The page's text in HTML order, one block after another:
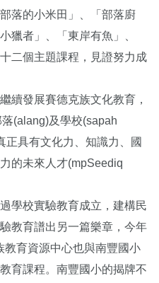
落的小米田」、「部落廚
獵者」、「東岸有魚」、
二個主題課程，見證努力成
續發展賽德克族文化教育，
(alang)及學校(sapah
正具有文化力、知識力、國
的未來人才(mpSeediq
學校實驗教育成立，建構民
教育譜出另一篇樂章，今年
教育資源中心也與南豐國小
育課程。南豐國小的揭牌不